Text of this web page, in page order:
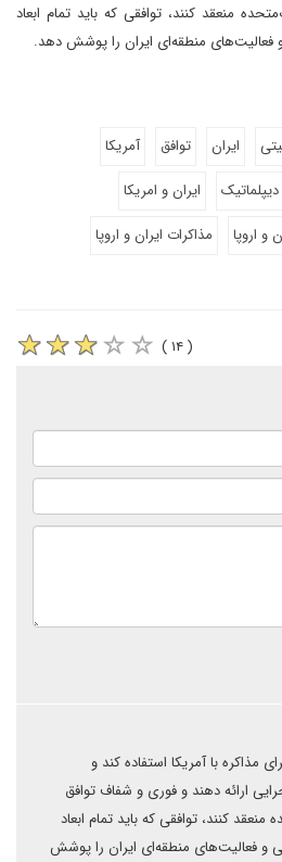
منعقد کنند، توافقی که باید تمام ابعاد
منطقه‌ای ایران را پوشش دهد.
ایران توافق
آمریکا
دیپلماتیک
ایران و امریکا
و اروپا مذاکرات ایران و اروپا
( ۱۴ )
مذاکره با آمریکا استفاده کند و
ارائه دهند و فوری و شفاف توافق
منعقد کنند، توافقی که باید تمام ابعاد
و فعالیت‌های منطقه‌ای ایران را پوشش